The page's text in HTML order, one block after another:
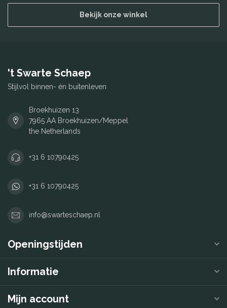
Bekijk onze winkel
't Swarte Schaep
Stijlvol binnen- én buitenleven
Broekhuizen 13
7965 AA Broekhuizen/Meppel
the Netherlands
+31 6 10790425
+31 6 10790425
info@swarteschaep.nl
Openingstijden
Informatie
Mijn account